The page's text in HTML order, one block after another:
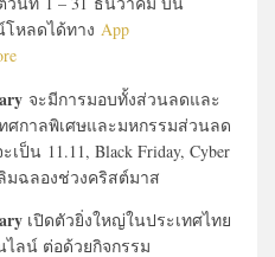
หลดได้ทาง App
จะมีการมอบทั้งส่วนลดและ
ศกาลพิเศษและมหกรรมส่วนลด
น 11.11, Black Friday, Cyber
มฉลองช่วงคริสต์มาส
เปิดตัวยิ่งใหญ่ในประเทศไทย
ลน์ ต่อด้วยกิจกรรม